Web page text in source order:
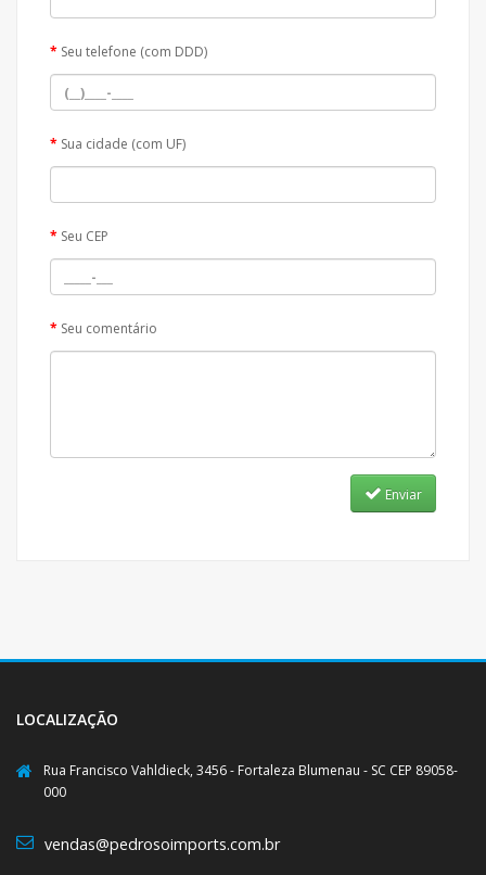
Seu telefone (com DDD)
Sua cidade (com UF)
Seu CEP
Seu comentário
Enviar
LOCALIZAÇÃO
Rua Francisco Vahldieck, 3456 - Fortaleza Blumenau - SC CEP 89058-
000
vendas@pedrosoimports.com.br